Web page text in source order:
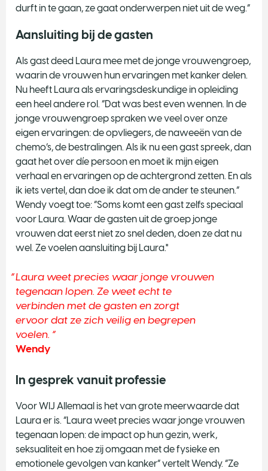
durft in te gaan, ze gaat onderwerpen niet uit de weg.”
Aansluiting bij de gasten
Als gast deed Laura mee met de jonge vrouwengroep,
waarin de vrouwen hun ervaringen met kanker delen.
Nu heeft Laura als ervaringsdeskundige in opleiding
een heel andere rol. “Dat was best even wennen. In de
jonge vrouwengroep spraken we veel over onze
eigen ervaringen: de opvliegers, de naweeën van de
chemo’s, de bestralingen. Als ik nu een gast spreek, dan
gaat het over díe persoon en moet ik mijn eigen
verhaal en ervaringen op de achtergrond zetten. En als
ik iets vertel, dan doe ik dat om de ander te steunen.”
Wendy voegt toe: “Soms komt een gast zelfs speciaal
voor Laura. Waar de gasten uit de groep jonge
vrouwen dat eerst niet zo snel deden, doen ze dat nu
wel. Ze voelen aansluiting bij Laura."
Laura weet precies waar jonge vrouwen
tegenaan lopen. Ze weet echt te
verbinden met de gasten en zorgt
ervoor dat ze zich veilig en begrepen
voelen.
Wendy
In gesprek vanuit professie
Voor WIJ Allemaal is het van grote meerwaarde dat
Laura er is. “Laura weet precies waar jonge vrouwen
tegenaan lopen: de impact op hun gezin, werk,
seksualiteit en hoe zij omgaan met de fysieke en
emotionele gevolgen van kanker” vertelt Wendy. “Ze